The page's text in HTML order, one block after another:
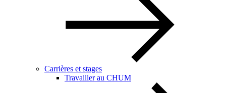
Carrières et stages
Travailler au CHUM